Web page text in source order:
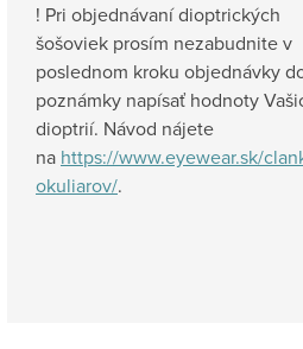
! Pri objednávaní dioptrických
šošoviek prosím nezabudnite v
poslednom kroku objednávky
poznámky napísať hodnoty
dioptrií. Návod nájete
na https://www.eyewear.sk/
okuliarov/.